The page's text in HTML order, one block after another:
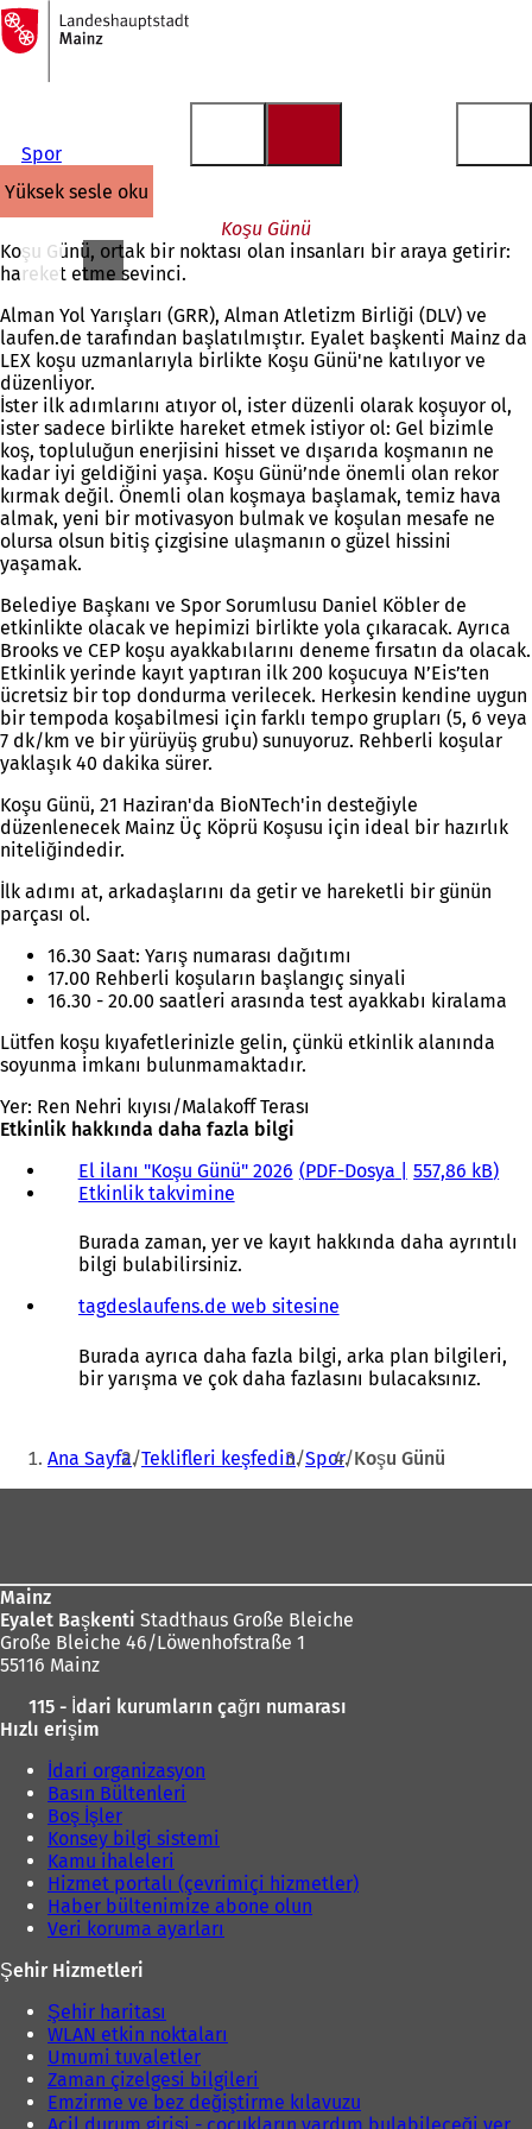
İçeriğe atla
Ana
sayfaya
Spor
yüksek sesle oku
Koşu Günü
Koşu Günü, ortak bir noktası olan insanları bir araya getirir:
hareket etme sevinci.
Alman Yol Yarışları (GRR), Alman Atletizm Birliği (DLV) ve
laufen.de tarafından başlatılmıştır. Eyalet başkenti Mainz da
LEX koşu uzmanlarıyla birlikte Koşu Günü'ne katılıyor ve
düzenliyor.
İster ilk adımlarını atıyor ol, ister düzenli olarak koşuyor ol,
ister sadece birlikte hareket etmek istiyor ol: Gel bizimle
koş, topluluğun enerjisini hisset ve dışarıda koşmanın ne
kadar iyi geldiğini yaşa. Koşu Günü’nde önemli olan rekor
kırmak değil. Önemli olan koşmaya başlamak, temiz hava
almak, yeni bir motivasyon bulmak ve koşulan mesafe ne
olursa olsun bitiş çizgisine ulaşmanın o güzel hissini
yaşamak.
Belediye Başkanı ve Spor Sorumlusu Daniel Köbler de
etkinlikte olacak ve hepimizi birlikte yola çıkaracak. Ayrıca
Brooks ve CEP koşu ayakkabılarını deneme fırsatın da olacak.
Etkinlik yerinde kayıt yaptıran ilk 200 koşucuya N’Eis’ten
ücretsiz bir top dondurma verilecek. Herkesin kendine uygun
bir tempoda koşabilmesi için farklı tempo grupları (5, 6 veya
7 dk/km ve bir yürüyüş grubu) sunuyoruz. Rehberli koşular
yaklaşık 40 dakika sürer.
Koşu Günü, 21 Haziran'da BioNTech'in desteğiyle
düzenlenecek Mainz Üç Köprü Koşusu için ideal bir hazırlık
niteliğindedir.
İlk adımı at, arkadaşlarını da getir ve hareketli bir günün
parçası ol.
16.30 Saat: Yarış numarası dağıtımı
17.00 Rehberli koşuların başlangıç sinyali
16.30 - 20.00 saatleri arasında test ayakkabı kiralama
Lütfen koşu kıyafetlerinizle gelin, çünkü etkinlik alanında
soyunma imkanı bulunmamaktadır.
Yer: Ren Nehri kıyısı/Malakoff Terası
Etkinlik hakkında daha fazla bilgi
El ilanı "Koşu Günü" 2026 PDF-Dosya
557,86 kB
Etkinlik takvimine
e
n
b
r
s
e
d
ı
r
Burada zaman, yer ve kayıt hakkında daha ayrıntılı
bilgi bulabilirsiniz.
tagdeslaufens.de web sitesine
e
n
r
s
e
l
Burada ayrıca daha fazla bilgi, arka plan bilgileri,
bir yarışma ve çok daha fazlasını bulacaksınız.
Buradasınız:
Ana Sayfa Teklifleri keşfedin Spor Koşu Günü
Mainz
Eyalet Başkenti Stadthaus Große Bleiche
Große Bleiche 46/Löwenhofstraße 1
55116 Mainz
115 - İdari kurumların çağrı numarası
Hızlı erişim
İdari organizasyon
Basın Bültenleri
Boş İşler
Konsey bilgi sistemi
Kamu ihaleleri
Hizmet portalı (çevrimiçi hizmetler)
Haber bültenimize abone olun
Veri koruma ayarları
Şehir Hizmetleri
Şehir haritası
WLAN etkin noktaları
Umumi tuvaletler
Zaman çizelgesi bilgileri
Emzirme ve bez değiştirme kılavuzu